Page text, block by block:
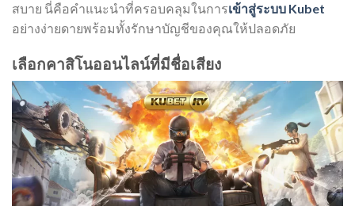
สบาย นี่คือคำแนะนำที่ครอบคลุมในการเข้าสู่ระบบ Kubet
อย่างง่ายดายพร้อมทั้งรักษาบัญชีของคุณให้ปลอดภัย
เลือกคาสิโนออนไลน์ที่มีชื่อเสียง